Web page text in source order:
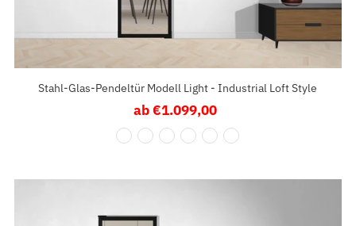
Datum, alt zu neu
Stahl-Glas-Pendeltür Modell Light - Industrial Loft Style
Regulärer
Preis
ab €1.099,00